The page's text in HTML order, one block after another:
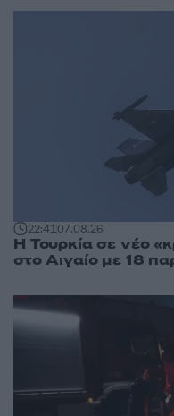
22:4107.08.26
Η Τουρκία σε νέο
στο Αιγαίο με 18